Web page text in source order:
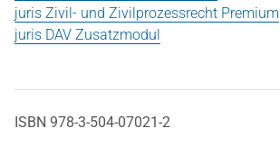
juris Zivil- und Zivilprozessrecht Premium
juris DAV Zusatzmodul
ISBN 978-3-504-07021-2